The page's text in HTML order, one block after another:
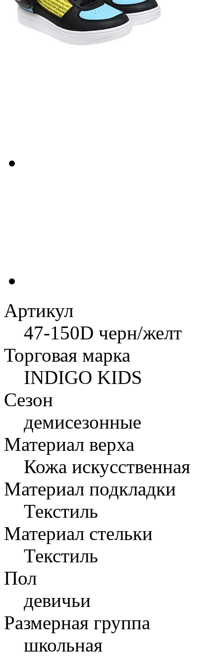
Артикул
47-150D черн/желт
Торговая марка
INDIGO KIDS
Сезон
демисезонные
Материал верха
Кожа искусственная
Материал подкладки
Текстиль
Материал стельки
Текстиль
Пол
девичьи
Размерная группа
школьная